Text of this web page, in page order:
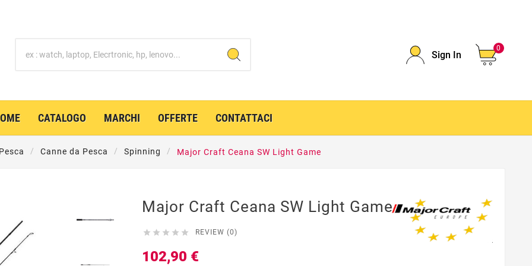
Sign In
0
CATALOGO MARCHI OFFERTE CONTATTACI
Canne da Pesca Spinning Major Craft Ceana SW Light Game
Major Craft Ceana SW Light Game
     REVIEW (0)
102,90 €